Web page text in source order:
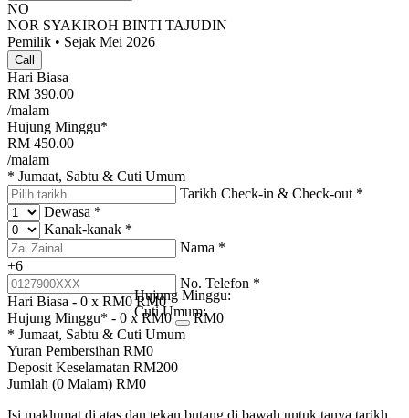
NO
NOR SYAKIROH BINTI TAJUDIN
Pemilik • Sejak Mei 2026
Call
Hari Biasa
RM 390.00
/malam
Hujung Minggu*
RM 450.00
/malam
* Jumaat, Sabtu & Cuti Umum
Tarikh Check-in & Check-out *
Dewasa *
Kanak-kanak *
Nama *
+6
No. Telefon *
Hari Biasa - 0 x RM0 RM0
Hujung Minggu* - 0 x RM0
Hujung Minggu:
Cuti Umum:RM0
* Jumaat, Sabtu & Cuti Umum
Yuran Pembersihan RM0
Deposit Keselamatan RM200
Jumlah (0 Malam) RM0
Isi maklumat di atas dan tekan butang di bawah untuk tanya tarikh